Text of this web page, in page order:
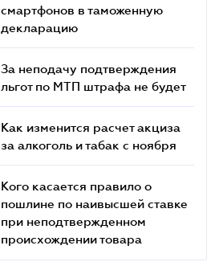
смартфонов в таможенную
декларацию
За неподачу подтверждения
льгот по МТП штрафа не будет
Как изменится расчет акциза
за алкоголь и табак с ноября
Кого касается правило о
пошлине по наивысшей ставке
при неподтвержденном
происхождении товара